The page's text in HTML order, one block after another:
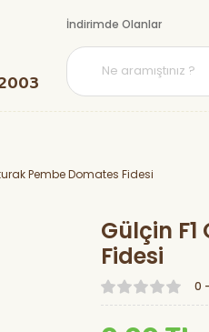
İndirimde Olanlar
Pembe Domates Fidesi
Gülçin
Fidesi
0